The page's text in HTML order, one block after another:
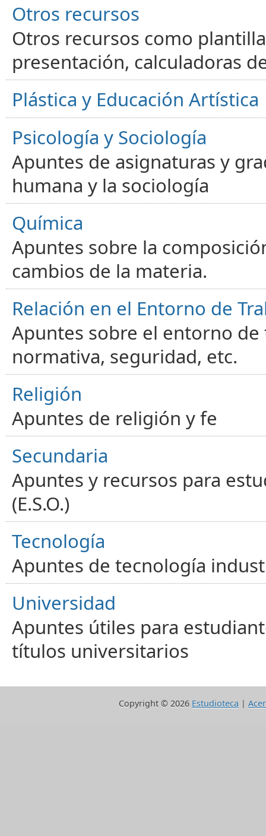
Otros recursos
Otros recursos como
presentación, calculadoras
Plástica y Educación Artística
Psicología y Sociología
Apuntes de asignaturas y
humana y la sociología
Química
Apuntes sobre la
cambios de la materia.
Relación en el Entorno de
Apuntes sobre el entorno
normativa, seguridad, etc.
Religión
Apuntes de religión y fe
Secundaria
Apuntes y recursos para
(E.S.O.)
Tecnología
Apuntes de tecnología
Universidad
Apuntes útiles para
títulos universitarios
Copyright © 2026 Estudioteca |